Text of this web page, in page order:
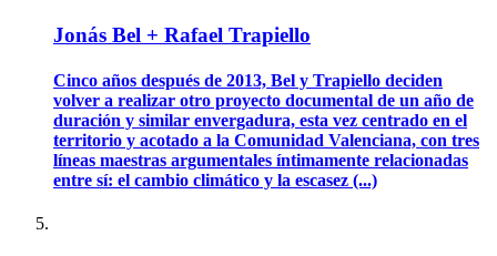
Jonás Bel + Rafael Trapiello
Cinco años después de 2013, Bel y Trapiello deciden
volver a realizar otro proyecto documental de un año de
duración y similar envergadura, esta vez centrado en el
territorio y acotado a la Comunidad Valenciana, con tres
líneas maestras argumentales íntimamente relacionadas
entre sí: el cambio climático y la escasez (...)